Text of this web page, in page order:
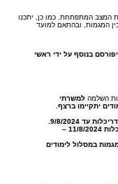
המצב המתפתחת. כמו כן, יתכנו
המגמות, ובהתאם למועד
בנוסף על ידי ראשי
למשרתי
יתקיימו ברצף.
עד 9/8/2024.
11/8/2024 –
במסלול לימודים